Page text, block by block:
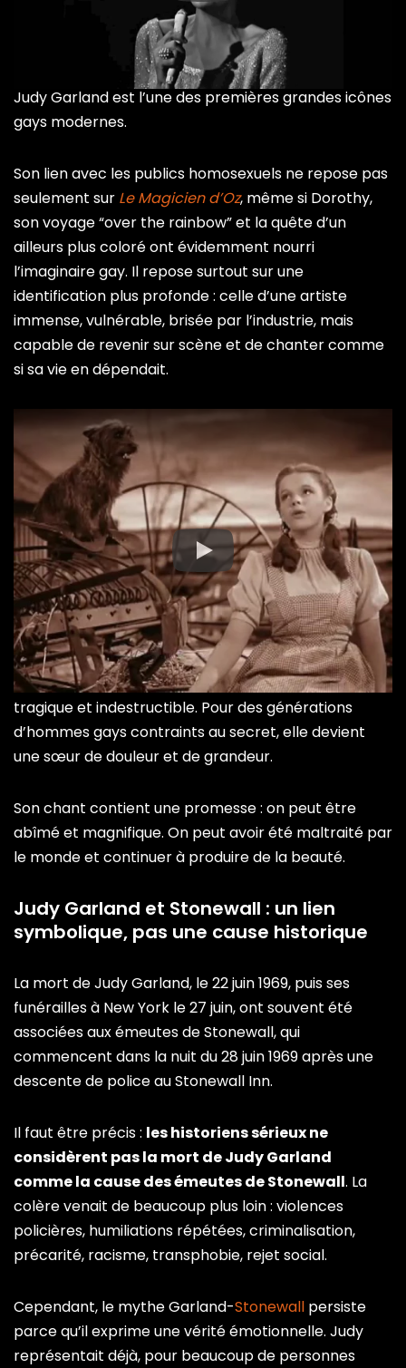
Judy Garland est l’une des premières grandes icônes
gays modernes.
Son lien avec les publics homosexuels ne repose pas
seulement sur Le Magicien d’Oz, même si Dorothy,
son voyage “over the rainbow” et la quête d’un
ailleurs plus coloré ont évidemment nourri
l’imaginaire gay. Il repose surtout sur une
identification plus profonde : celle d’une artiste
immense, vulnérable, brisée par l’industrie, mais
capable de revenir sur scène et de chanter comme
si sa vie en dépendait.
Garland incarne une forme de survie émotionnelle.
Elle est à la fois enfant star exploitée, femme
blessée, voix immense, corps fragilisé, diva drôle,
tragique et indestructible. Pour des générations
d’hommes gays contraints au secret, elle devient
une sœur de douleur et de grandeur.
Son chant contient une promesse : on peut être
abîmé et magnifique. On peut avoir été maltraité par
le monde et continuer à produire de la beauté.
Judy Garland et Stonewall : un lien
symbolique, pas une cause historique
La mort de Judy Garland, le 22 juin 1969, puis ses
funérailles à New York le 27 juin, ont souvent été
associées aux émeutes de Stonewall, qui
commencent dans la nuit du 28 juin 1969 après une
descente de police au Stonewall Inn.
Il faut être précis : les historiens sérieux ne
considèrent pas la mort de Judy Garland
comme la cause des émeutes de Stonewall. La
colère venait de beaucoup plus loin : violences
policières, humiliations répétées, criminalisation,
précarité, racisme, transphobie, rejet social.
Cependant, le mythe Garland-Stonewall persiste
parce qu’il exprime une vérité émotionnelle. Judy
représentait déjà, pour beaucoup de personnes